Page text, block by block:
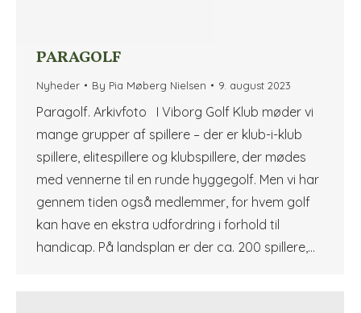
PARAGOLF
Nyheder By Pia Møberg Nielsen 9. august 2023
Paragolf. Arkivfoto I Viborg Golf Klub møder vi
mange grupper af spillere – der er klub-i-klub
spillere, elitespillere og klubspillere, der mødes
med vennerne til en runde hyggegolf. Men vi har
gennem tiden også medlemmer, for hvem golf
kan have en ekstra udfordring i forhold til
handicap. På landsplan er der ca. 200 spillere,…